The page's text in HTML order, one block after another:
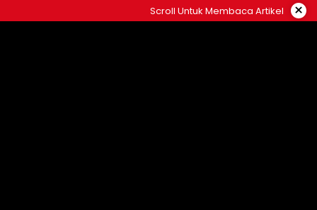
to
Scroll Untuk Membaca Artikel ×